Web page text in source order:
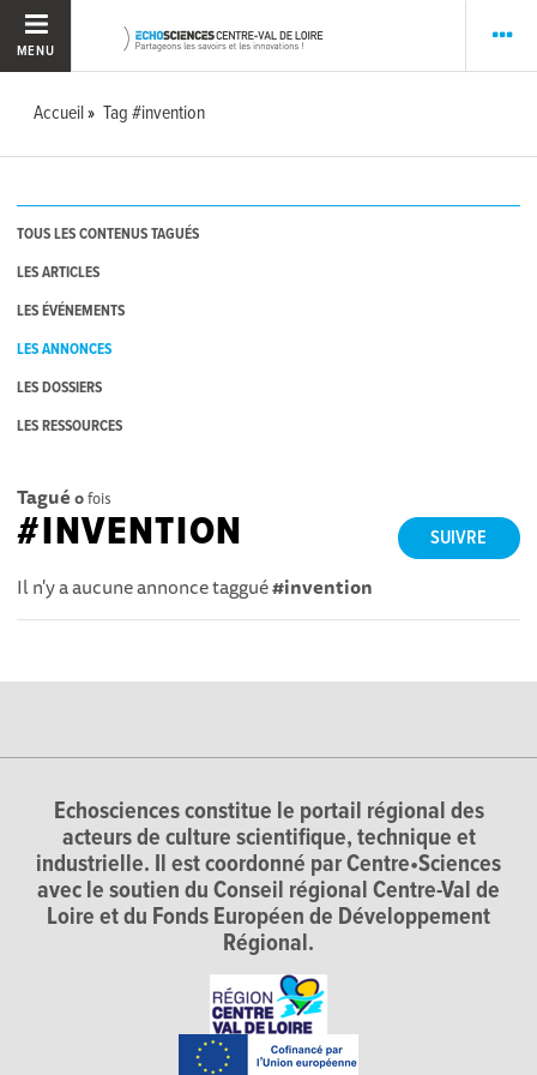
MENU
Accueil Tag #invention
TOUS LES CONTENUS TAGUÉS
LES ARTICLES
LES ÉVÉNEMENTS
LES ANNONCES
LES DOSSIERS
LES RESSOURCES
Tagué 0fois
SUIVRE
#INVENTION
Il n'y a aucune annonce taggué#invention
Echosciences constitue le portail régional des
acteurs de culture scientifique, technique et
industrielle. Il est coordonné par Centre•Sciences
avec le soutien du Conseil régional Centre-Val de
Loire et du Fonds Européen de Développement
Régional.